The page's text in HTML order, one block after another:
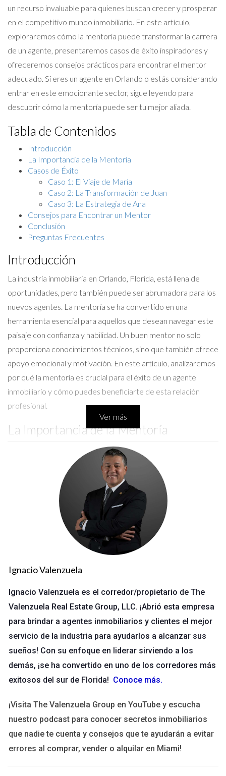
un recurso invaluable para quienes buscan crecer y prosperar
en el competitivo mundo inmobiliario. En este artículo,
exploraremos cómo la mentoría puede transformar la carrera
de un agente, presentaremos casos de éxito inspiradores y
ofreceremos consejos prácticos para encontrar el mentor
adecuado. Si eres un agente en Orlando o estás considerando
entrar en este emocionante sector, sigue leyendo para
descubrir cómo la mentoría puede ser tu mejor aliada.
Tabla de Contenidos
Introducción
La Importancia de la Mentoría
Casos de Éxito
Caso 1: El Viaje de María
Caso 2: La Transformación de Juan
Caso 3: La Estrategia de Ana
Consejos para Encontrar un Mentor
Conclusión
Preguntas Frecuentes
Introducción
La industria inmobiliaria en Orlando, Florida, está llena de
oportunidades, pero también puede ser abrumadora para los
nuevos agentes. La mentoría se ha convertido en una
herramienta esencial para aquellos que desean navegar este
paisaje con confianza y habilidad. Un buen mentor no solo
proporciona conocimientos técnicos, sino que también ofrece
apoyo emocional y motivación. En este artículo, analizaremos
por qué la mentoría es crucial para el éxito de un agente
inmobiliario y cómo puedes beneficiarte de esta relación
profesional.
La Importancia de la Mentoría
La mentoría en el ámbito inmobiliario va más allá del simple
aprendizaje sobre transacciones y contratos. Es una relación
que fomenta el crecimiento personal y profesional. Los
agentes que cuentan con mentores a menudo experimentan
una curva de aprendizaje más rápida y son capaces de evitar
errores comunes que pueden costar tiempo y dinero.
Además, tener un mentor puede abrir puertas a nuevas
oportunidades y conexiones dentro del sector.
"La mentoría no solo te enseña sobre bienes
raíces; te prepara para los desafíos de la vida." -
Ignacio Valenzuela
Casos de Éxito
Caso 1: El Viaje de María
María llegó a Orlando como una nueva agente sin experiencia
previa en ventas. Se sentía perdida en un mar de
mentor que pudiera guiarla. A través de sesiones semanales,
su mentor le enseñó sobre estrategias de marketing digital y
cómo construir relaciones con clientes potenciales. En menos
de un año, María logró cerrar su primera venta importante y
Ver más
Ignacio Valenzuela
Ignacio Valenzuela es el corredor/propietario de The
Valenzuela Real Estate Group, LLC. ¡Abrió esta empresa
para brindar a agentes inmobiliarios y clientes el mejor
servicio de la industria para ayudarlos a alcanzar sus
sueños! Con su enfoque en liderar sirviendo a los
demás, ¡se ha convertido en uno de los corredores más
exitosos del sur de Florida! Conoce más.
¡Visita The Valenzuela Group en YouTube y escucha
nuestro podcast para conocer secretos inmobiliarios
que nadie te cuenta y consejos que te ayudarán a evitar
errores al comprar, vender o alquilar en Miami!